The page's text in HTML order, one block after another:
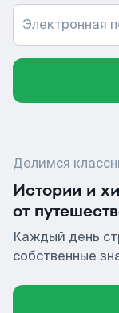
Электронная
Делимся
Истории и
от
Каждый день
собственные